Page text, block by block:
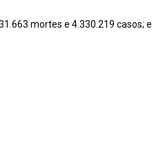
mortes e 4.330.219 casos; e